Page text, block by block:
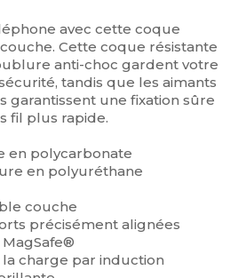
avec cette coque
Cette coque résistante
anti-choc gardent votre
tandis que les aimants
garantissent une fixation sûre
fil plus rapide.
en polycarbonate
en polyuréthane
couche
précisément alignées
MagSafe®
la charge par induction